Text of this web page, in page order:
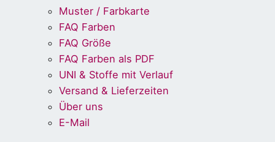
Muster / Farbkarte
FAQ Farben
FAQ Größe
FAQ Farben als PDF
UNI & Stoffe mit Verlauf
Versand & Lieferzeiten
Über uns
E-Mail